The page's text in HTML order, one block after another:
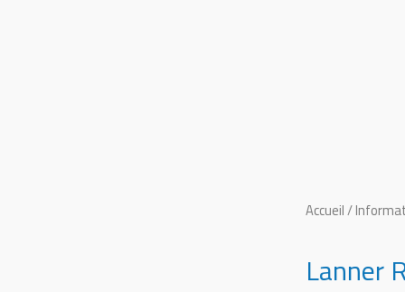
Accueil/
Lanner